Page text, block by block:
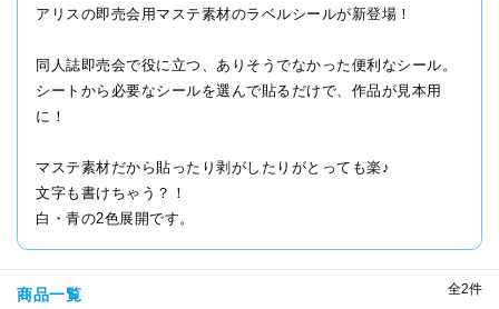
アリスの即売会用マステ素材のラベルシールが新登場！
同人誌即売会で役に立つ、ありそうでなかった便利なシール。
シートから必要なシールを選んで貼るだけで、作品が見本用
に！
マステ素材だから貼ったり剥がしたりがとっても楽♪
文字も書けちゃう？！
白・青の2色展開です。
商品一覧 全2件